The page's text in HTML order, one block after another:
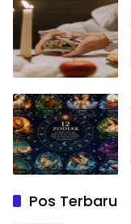
Pos Terbaru